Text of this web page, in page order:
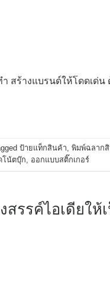
สร้างแบรนด์ให้โดดเด่น
ป้ายแท็กสินค้า, พิมพ์ฉลาก
โน้ตบุ๊ก, ออกแบบสติ๊กเกอร์
สรรค์ไอเดียใ